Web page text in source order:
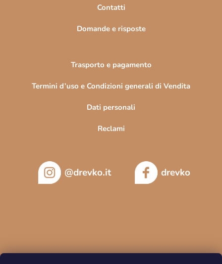
Contatti
Domande e risposte
Trasporto e pagamento
Termini d’uso e Condizioni generali di Vendita
Dati personali
Reclami
@drevko.it drevko